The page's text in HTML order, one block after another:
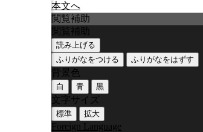
本文へ
閲覧補助
閲覧補助
読み上げる
ふりがなをつける
ふりがなをはずす
背景色
白 青 黒
文字サイズ
標準 拡大
Foreign Language